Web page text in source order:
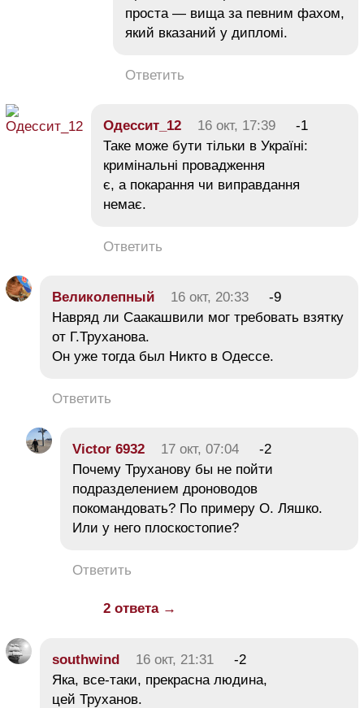
проста — вища за певним фахом,
який вказаний у дипломі.
Ответить
Одессит_12 16 окт, 17:39
-1
Таке може бути тільки в Україні:
кримінальні провадження
є, а покарання чи виправдання
немає.
Ответить
Великолепный 16 окт, 20:33
-9
Навряд ли Саакашвили мог требовать взятку
от Г.Труханова.
Он уже тогда был Никто в Одессе.
Ответить
Victor 6932 17 окт, 07:04
-2
Почему Труханову бы не пойти
подразделением дроноводов
покомандовать? По примеру О. Ляшко.
Или у него плоскостопие?
Ответить
2 ответа →
southwind 16 окт, 21:31
-2
Яка, все-таки, прекрасна людина,
цей Труханов.